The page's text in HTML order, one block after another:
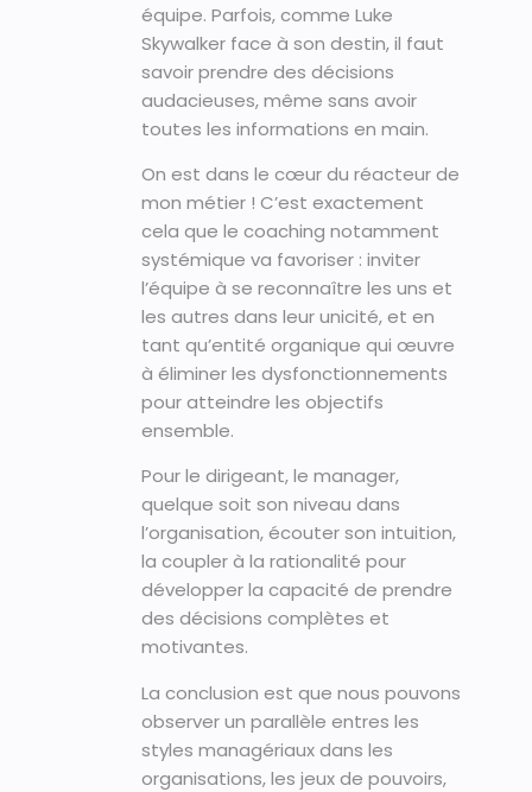
équipe. Parfois, comme Luke
Skywalker face à son destin, il faut
savoir prendre des décisions
audacieuses, même sans avoir
toutes les informations en main.
On est dans le cœur du réacteur de
mon métier ! C’est exactement
cela que le coaching notamment
systémique va favoriser : inviter
l’équipe à se reconnaître les uns et
les autres dans leur unicité, et en
tant qu’entité organique qui œuvre
à éliminer les dysfonctionnements
pour atteindre les objectifs
ensemble.
Pour le dirigeant, le manager,
quelque soit son niveau dans
l’organisation, écouter son intuition,
la coupler à la rationalité pour
développer la capacité de prendre
des décisions complètes et
motivantes.
La conclusion est que nous pouvons
observer un parallèle entres les
styles managériaux dans les
organisations, les jeux de pouvoirs,